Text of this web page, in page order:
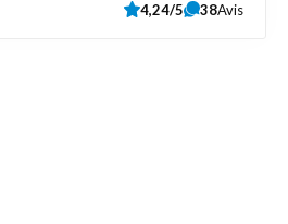
4,24/5 38Avis